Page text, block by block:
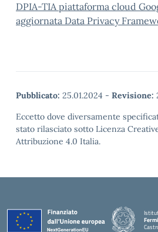
DPIA-TIA piattaforma cloud
aggiornata Data Privacy
Pubblicato: 25.01.2024 - Revisione:
Eccetto dove diversamente
stato rilasciato sotto Licenza
Attribuzione 4.0 Italia.